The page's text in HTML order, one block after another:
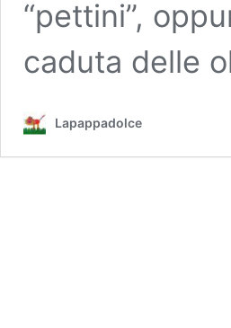
“pettini”,
caduta delle
Lapappadolce